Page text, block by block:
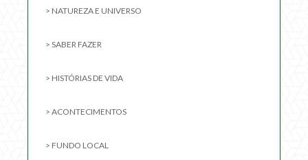
> NATUREZA E UNIVERSO
> SABER FAZER
> HISTÓRIAS DE VIDA
> ACONTECIMENTOS
> FUNDO LOCAL